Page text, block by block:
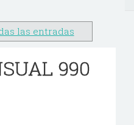
las entradas
990